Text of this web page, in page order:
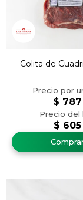
Colita de
$ 605
$ 787